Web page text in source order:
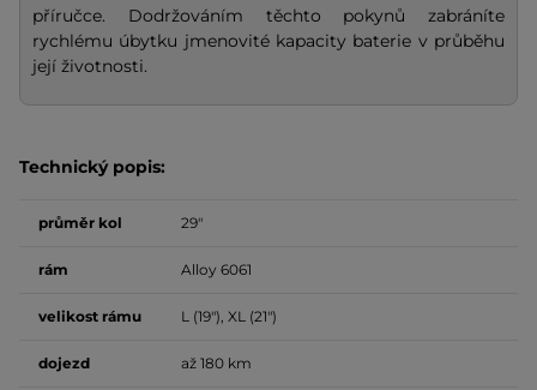
příručce. Dodržováním těchto pokynů zabráníte
rychlému úbytku jmenovité kapacity baterie v průběhu
její životnosti.
Technický popis:
průměr kol 29"
rám Alloy 6061
velikost rámu L (19"), XL (21")
dojezd až 180 km